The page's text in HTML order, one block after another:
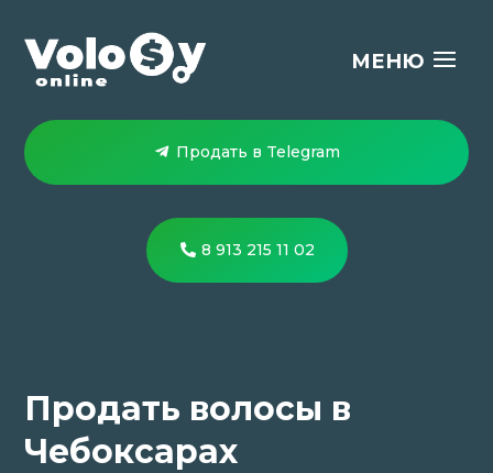
Продать в Telegram
8 913 215 11 02
Продать волосы в
Чебоксарах